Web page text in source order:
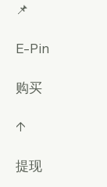
📌
E-Pin
购买
↑
提现